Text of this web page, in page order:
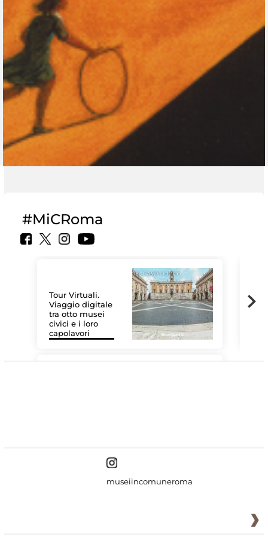
#MiCRoma
Tour Virtuali.
Viaggio digitale
tra otto musei
civici e i loro
capolavori
museiincomuneroma